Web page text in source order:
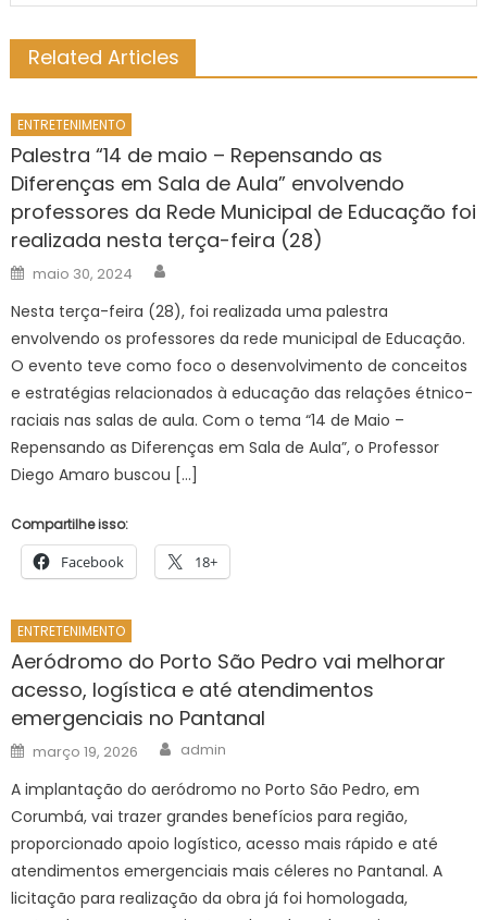
Related Articles
ENTRETENIMENTO
Palestra “14 de maio – Repensando as
Diferenças em Sala de Aula” envolvendo
professores da Rede Municipal de Educação foi
realizada nesta terça-feira (28)
Posted
on
maio 30, 2024
Nesta terça-feira (28), foi realizada uma palestra
envolvendo os professores da rede municipal de Educação.
O evento teve como foco o desenvolvimento de conceitos
e estratégias relacionados à educação das relações étnico-
raciais nas salas de aula. Com o tema “14 de Maio –
Repensando as Diferenças em Sala de Aula”, o Professor
Diego Amaro buscou […]
Compartilhe isso:
Facebook 18+
ENTRETENIMENTO
Aeródromo do Porto São Pedro vai melhorar
acesso, logística e até atendimentos
emergenciais no Pantanal
Posted
on
março 19, 2026 Author
admin
A implantação do aeródromo no Porto São Pedro, em
Corumbá, vai trazer grandes benefícios para região,
proporcionado apoio logístico, acesso mais rápido e até
atendimentos emergenciais mais céleres no Pantanal. A
licitação para realização da obra já foi homologada,